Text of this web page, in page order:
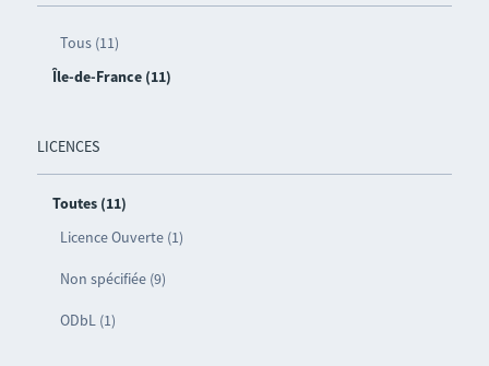
Tous (11)
Île-de-France (11)
LICENCES
Toutes (11)
Licence Ouverte (1)
Non spécifiée (9)
ODbL (1)